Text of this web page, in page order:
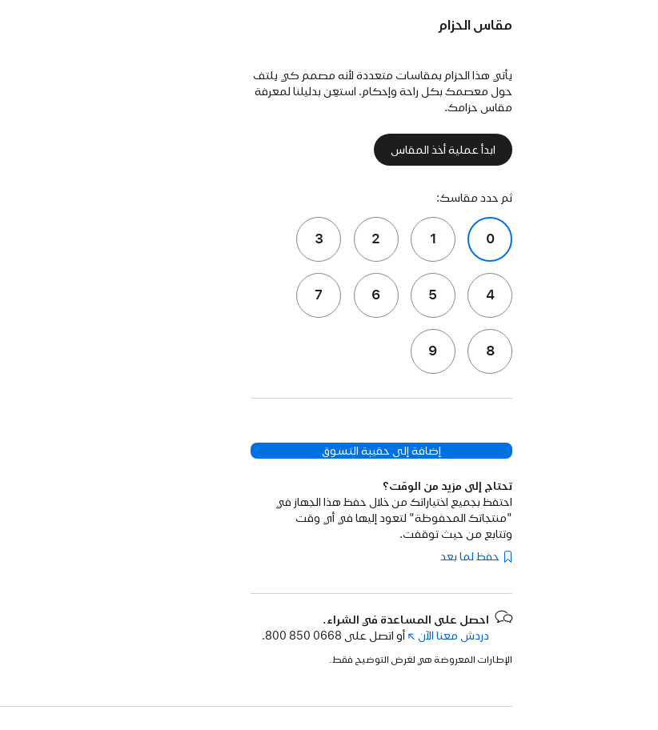
مقاس الحزام
يأتي هذا الحزام بمقاسات متعددة لأنه مصمم كي يلتف
حول معصمك بكل راحة وإحكام. استعِن بدليلنا لمعرفة
مقاس حزامك.
ابدأ عملية أخذ المقاس
ثم حدد مقاسك:
0
1
2
3
4
5
6
7
8
9
إضافة إلى حقيبة التسوق
تحتاج إلى مزيد من الوقت؟
احتفظ بجميع اختياراتك من خلال حفظ هذا الجهاز في
"منتجاتك المحفوظة" لتعود إليها في أي وقت
وتتابع من حيث توقفت.
حفظ لما بعد
احصل على المساعدة في الشراء.
دردش معنا الآن (فتح
نافذة
أو اتصل على 800 850 0668.
الإطارات المعروضة هي لغرض التوضيح فقط.